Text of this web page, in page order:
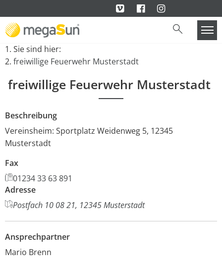
Sie sind hier:
freiwillige Feuerwehr Musterstadt
freiwillige Feuerwehr Musterstadt
Beschreibung
Vereinsheim: Sportplatz Weidenweg 5, 12345
Musterstadt
Fax
01234 33 63 891
Adresse
Postfach 10 08 21, 12345 Musterstadt
Ansprechpartner
Mario Brenn